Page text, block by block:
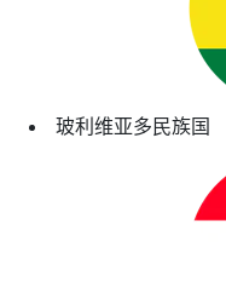
玻利维亚多民族国